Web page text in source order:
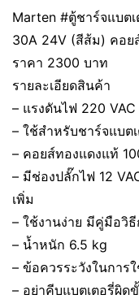
Marten #ตู้ชาร์จแบต
30A 24V (สีส้ม) คอย
ราคา 2300 บาท
รายละเอียดสินค้า
– แรงดันไฟ 220
– ใช้สำหรับชาร์จแบต
– คอยส์ทองแดงแท้
– มีช่องปลั๊กไฟ 12
เพิ่ม
– ใช้งานง่าย มีคู่มือวิ
– น้ำหนัก 6.5 kg
– ข้อควรระวังในการ
– อย่าคีบแบตเตอรี่ผิด